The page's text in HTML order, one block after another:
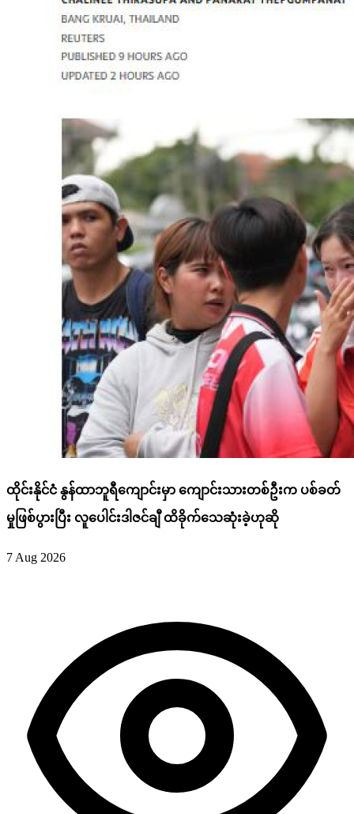
ထိုင်းနိုင်ငံ နွန်ထာဘူရီကျောင်းမှာ ကျောင်းသားတစ်ဦးက ပစ်ခတ်
မှုဖြစ်ပွားပြီး လူပေါင်းဒါဇင်ချီ ထိခိုက်သေဆုံးခဲ့ဟုဆို
7 Aug 2026